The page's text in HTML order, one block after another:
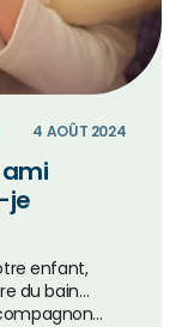
4 AOÛT 2024
je
enfant,
du bain…